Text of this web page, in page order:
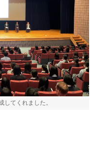
してくれました。